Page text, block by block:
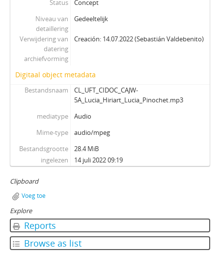
Status
Concept
Niveau van
detaillering
Gedeeltelijk
Verwijdering van
datering
archiefvorming
Creación: 14.07.2022 (Sebastián Valdebenito)
Digitaal object metadata
Bestandsnaam
CL_UFT_CIDOC_CAJW-
5A_Lucia_Hiriart_Lucia_Pinochet.mp3
mediatype
Audio
Mime-type
audio/mpeg
Bestandsgrootte
28.4 MiB
ingelezen
14 juli 2022 09:19
Clipboard
Voeg toe
Explore
Reports
Browse as list